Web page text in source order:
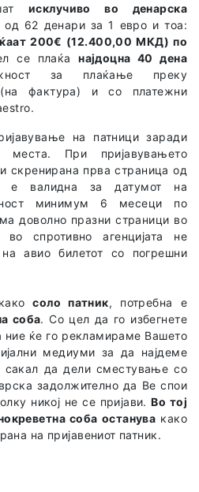
исклучиво во денарска
од 62 денари за 1 евро и тоа:
200€ (12.400,00 МКД) по
се плаќанајдоцна 40 дена
за плаќање преку
(на фактура) и со платежни
на патници заради
места. При пријавувањето
скренирана прва страница од
е валидна за датумот на
минимум 6 месеци по
доволно празни страници во
спротивно агенцијата не
авио билетот со погрешни
какосоло патник, потребна е
соба. Со цел да го избегнете
ние ќе го рекламираме Вашето
медиуми за да најдеме
сакал да дели сместување со
задолжително да Ве спои
никој не се пријави.Во тој
соба останува како
на пријавениот патник.